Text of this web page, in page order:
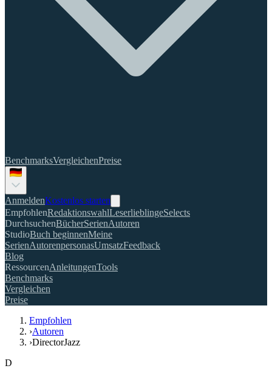
BenchmarksVergleichenPreise
AnmeldenKostenlos starten
EmpfohlenRedaktionswahlLeserlieblingeSelects
DurchsuchenBücherSerienAutoren
StudioBuch beginnenMeine
SerienAutorenpersonasUmsatzFeedback
Blog
RessourcenAnleitungenTools
Benchmarks
Vergleichen
Preise
Empfohlen
›Autoren
›DirectorJazz
D